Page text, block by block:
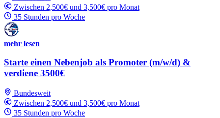
Zwischen 2,500€ und 3,500€ pro Monat
35 Stunden pro Woche
mehr lesen
Starte einen Nebenjob als Promoter (m/w/d) &
verdiene 3500€
Bundesweit
Zwischen 2,500€ und 3,500€ pro Monat
35 Stunden pro Woche